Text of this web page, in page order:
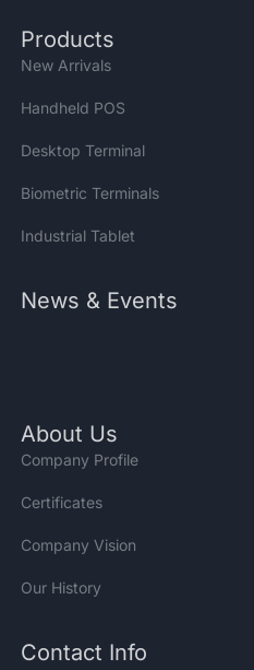
Products
New Arrivals
Handheld POS
Desktop Terminal
Biometric Terminals
Industrial Tablet
News & Events
About Us
Company Profile
Certificates
Company Vision
Our History
Contact Info